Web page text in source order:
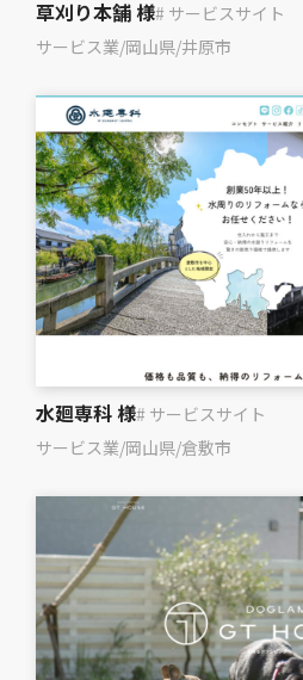
草刈り本舗 様# サービスサイト
サービス業/岡山県/井原市
水廻専科 様# サービスサイト
サービス業/岡山県/倉敷市